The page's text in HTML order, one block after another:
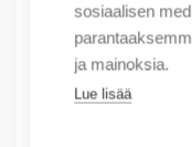
sosiaalisen
ja mainoksia.
Lue lisää
Tilauskoodi: 1794IE8
Product order
Tuotteen tullikoodi: